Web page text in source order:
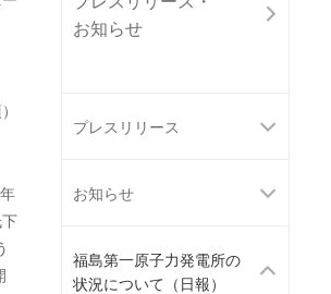
お知らせ
プレスリリース
お知らせ
福島第一原子力発電所の
状況について（日報）